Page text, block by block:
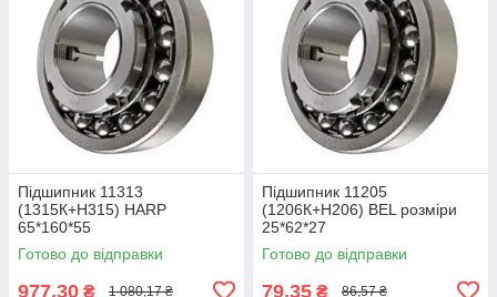
Підшипник 11313
(1315К+Н315) HARP
65*160*55
Готово до відправки
977,30 ₴ 1 080,17 ₴
Підшипник 11205
(1206К+Н206) BEL розміри
25*62*27
Готово до відправки
79,35 ₴ 86,57 ₴